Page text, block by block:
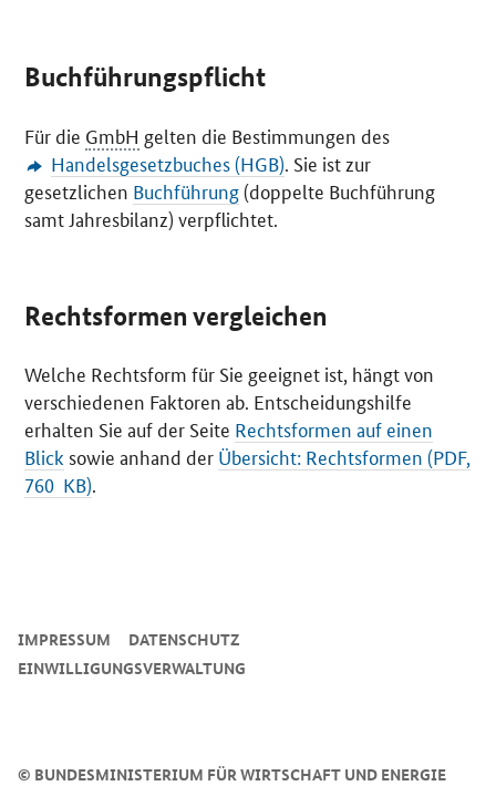
Buchführungspflicht
Für die GmbH gelten die Bestimmungen des
Handelsgesetzbuches (HGB) . Sie ist zur
gesetzlichen Buchführung(doppelte Buchführung
samt Jahresbilanz) verpflichtet.
Rechtsformen vergleichen
Welche Rechtsform für Sie geeignet ist, hängt von
verschiedenen Faktoren ab. Entscheidungshilfe
erhalten Sie auf der Seite Rechtsformen auf einen
Blick sowie anhand der Übersicht: Rechtsformen (PDF,
760 KB)
© BUNDESMINISTERIUM FÜR WIRTSCHAFT UND ENERGIE
IMPRESSUM
DATENSCHUTZ
EINWILLIGUNGSVERWALTUNG